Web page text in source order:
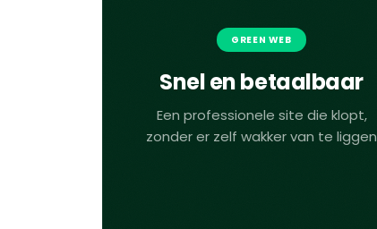
GREEN WEB
Snel en betaalbaar
Een professionele site die klopt,
zonder er zelf wakker van te liggen